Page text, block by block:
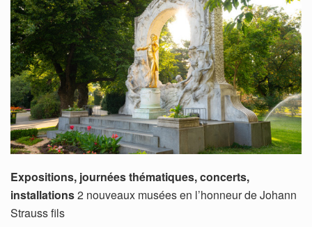
Expositions, journées thématiques, concerts,
installations2 nouveaux musées en l’honneur de Johann
Strauss fils